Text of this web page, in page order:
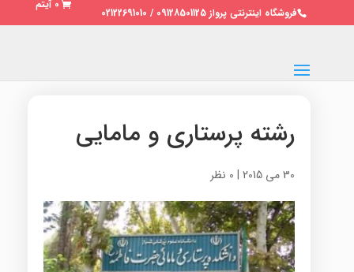
فروشگاه اینترنتی پرواز 09128501125 / 02122691010
0 آیتم
رشته پرستاری و مامایی
30 می 2015 | 0 نظر